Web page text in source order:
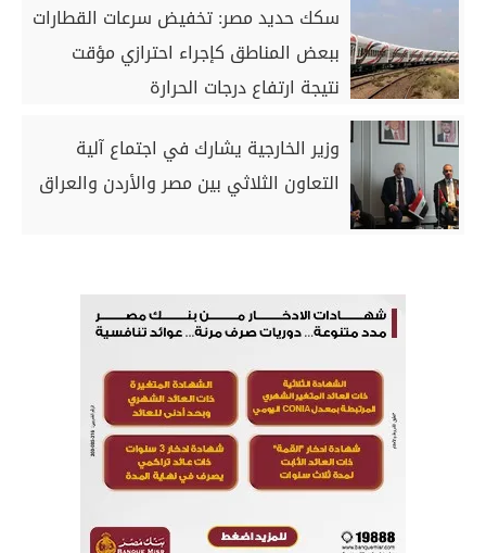
سكك حديد مصر: تخفيض سرعات القطارات
ببعض المناطق كإجراء احترازي مؤقت
نتيجة ارتفاع درجات الحرارة
وزير الخارجية يشارك في اجتماع آلية
التعاون الثلاثي بين مصر والأردن والعراق